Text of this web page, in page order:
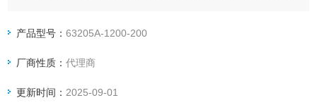
试。
产品型号：63205A-1200-200
厂商性质：代理商
更新时间： 2025-09-01